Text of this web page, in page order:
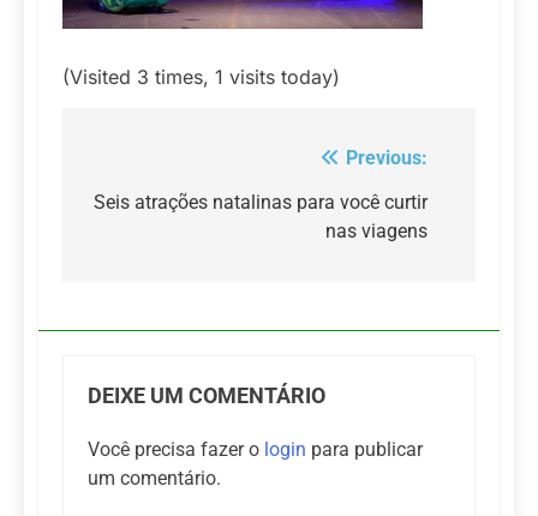
(Visited 3 times, 1 visits today)
de
Previous:
Seis atrações natalinas para você curtir
nas viagens
DEIXE UM COMENTÁRIO
Você precisa fazer o login para publicar
um comentário.